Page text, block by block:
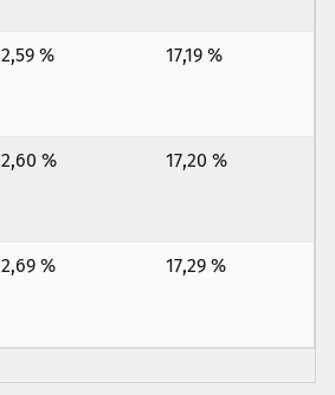
2,59 % 17,19 %
2,60 % 17,20 %
2,69 % 17,29 %